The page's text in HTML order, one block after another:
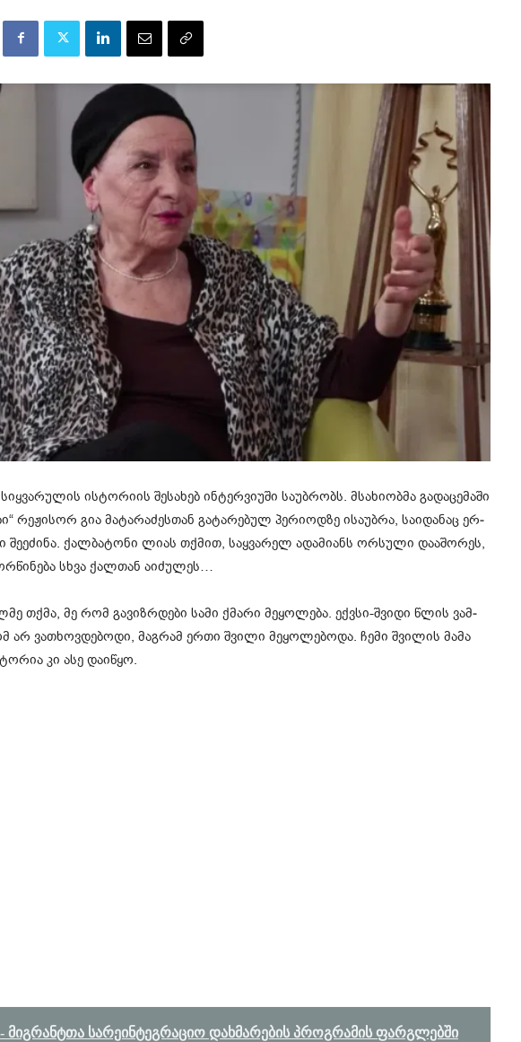
ის­ტო­რი­ის შე­სა­ხებ ინ­ტერ­ვი­უ­ში სა­უბ­რობს. მსა­ხი­ობ­მა გა­და­ცე­მა­ში
რე­ჟი­სორ გია მა­ტა­რა­ძეს­თან გა­ტა­რე­ბულ პე­რი­ოდ­ზე ისა­უბ­რა, სა­ი­და­ნაც ერ­
ქალ­ბა­ტო­ნი ლიას თქმით, საყ­ვა­რელ ადა­მი­ანს ორ­სუ­ლი და­ა­შო­რეს,
სხვა ქალ­თან აი­ძუ­ლეს…
თქმა, მე რომ გა­ვიზ­რდე­ბი სამი ქმა­რი მე­ყო­ლე­ბა. ექ­ვსი-შვი­დი წლის ვამ­
არ ვა­თხოვ­დე­ბო­დი, მაგ­რამ ერთი შვი­ლი მე­ყო­ლე­ბო­და. ჩემი შვი­ლის მამა
კი ასე და­ი­წყო.
- მიგრანტთა სარეინტეგრაციო დახმარების პროგრამის ფარგლებში